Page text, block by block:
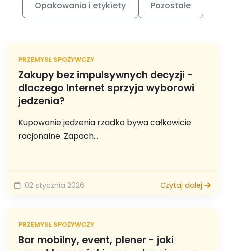
Opakowania i etykiety Pozostałe
PRZEMYSŁ SPOŻYWCZY
Zakupy bez impulsywnych decyzji -
dlaczego Internet sprzyja wyborowi
jedzenia?
Kupowanie jedzenia rzadko bywa całkowicie
racjonalne. Zapach...
02 stycznia 2026 Czytaj dalej
PRZEMYSŁ SPOŻYWCZY
Bar mobilny, event, plener - jaki